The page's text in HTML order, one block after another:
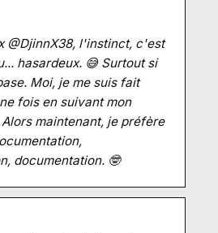
@DjinnX38, l'instinct, c'est
hasardeux. 😅 Surtout si
Moi, je me suis fait
fois en suivant mon
Alors maintenant, je préfère
documentation. 🤓